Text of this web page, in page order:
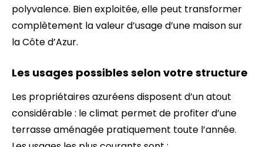
polyvalence. Bien exploitée, elle peut transformer
complètement la valeur d’usage d’une maison sur
la Côte d’Azur.
Les usages possibles selon votre structure
Les propriétaires azuréens disposent d’un atout
considérable : le climat permet de profiter d’une
terrasse aménagée pratiquement toute l’année.